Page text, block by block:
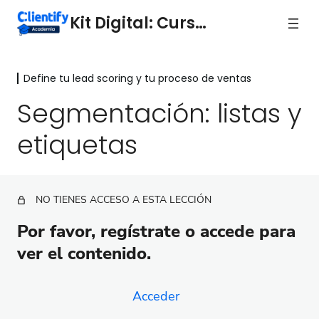
Kit Digital: Curso 4
Define tu lead scoring y tu proceso
de ventas
Configura tu lead scoring
Configura tus procesos de ventas en Clientify
Crea una oportunidad para un contacto
Segmentación: listas y etiquetas
Define tu lead scoring y tu proceso de ventas
Segmentación: listas y
etiquetas
NO TIENES ACCESO A ESTA LECCIÓN
Por favor, regístrate o accede para
ver el contenido.
Acceder